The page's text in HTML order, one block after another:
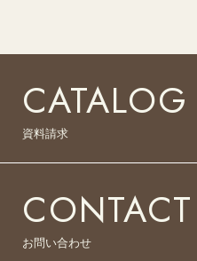
CATALOG
資料請求
CONTACT
お問い合わせ